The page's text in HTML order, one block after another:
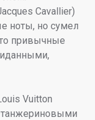
Cavallier)
ноты, но сумел
привычные
Vuitton
танжериновыми